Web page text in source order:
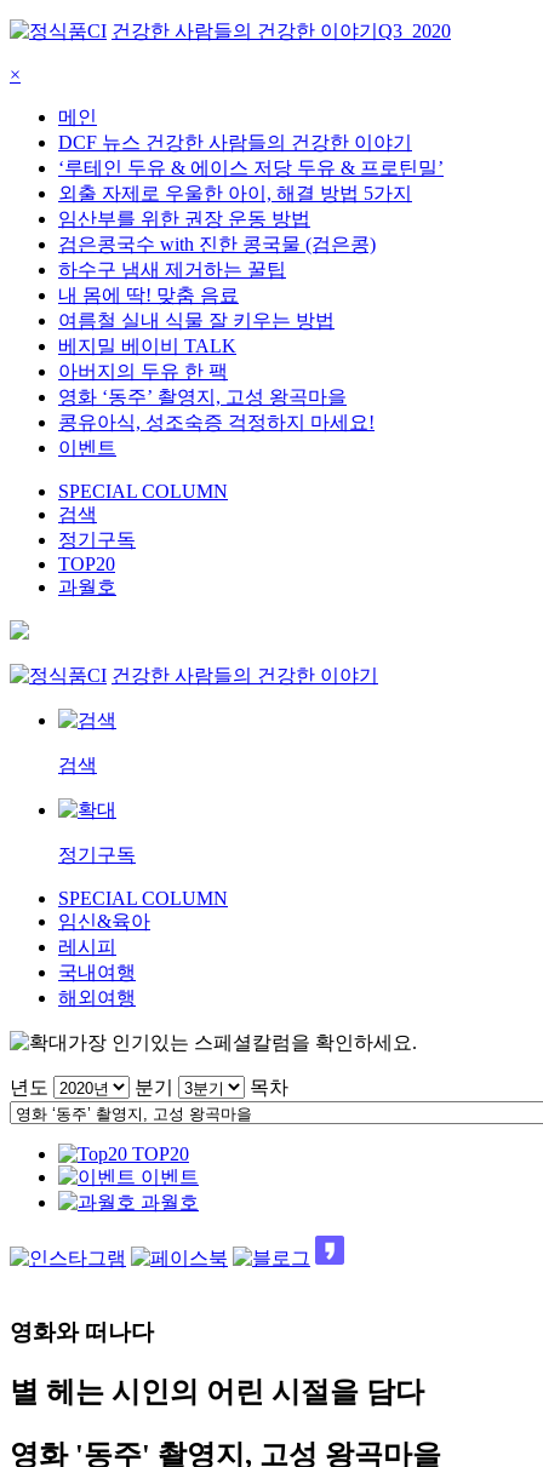
건강한 사람들의 건강한 이야기 Q3_2020
×
메인
DCF 뉴스 건강한 사람들의 건강한 이야기
‘루테인 두유 & 에이스 저당 두유 & 프로틴밀’
외출 자제로 우울한 아이, 해결 방법 5가지
임산부를 위한 권장 운동 방법
검은콩국수 with 진한 콩국물 (검은콩)
하수구 냄새 제거하는 꿀팁
내 몸에 딱! 맞춤 음료
여름철 실내 식물 잘 키우는 방법
베지밀 베이비 TALK
아버지의 두유 한 팩
영화 ‘동주’ 촬영지, 고성 왕곡마을
콩유아식, 성조숙증 걱정하지 마세요!
이벤트
SPECIAL COLUMN
검색
정기구독
TOP20
과월호
건강한 사람들의 건강한 이야기
검색
정기구독
SPECIAL COLUMN
임신&육아
레시피
국내여행
해외여행
가장 인기있는 스페셜칼럼을 확인하세요.
년도 분기 목차
TOP20
이벤트
과월호
영화와 떠나다
별 헤는 시인의 어린 시절을 담다
영화 '동주' 촬영지, 고성 왕곡마을